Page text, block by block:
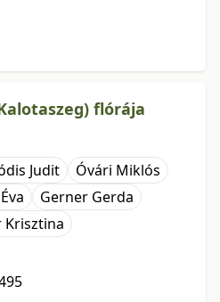
flórája
Judit
Óvári Miklós
Gerner Gerda
Krisztina